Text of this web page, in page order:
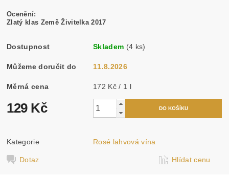
Ocenění:
Zlatý klas Země Živitelka 2017
Dostupnost Skladem (4 ks)
Můžeme doručit do 11.8.2026
Měrná cena 172 Kč / 1 l
129 Kč
Kategorie Rosé lahvová vína
Dotaz Hlídat cenu